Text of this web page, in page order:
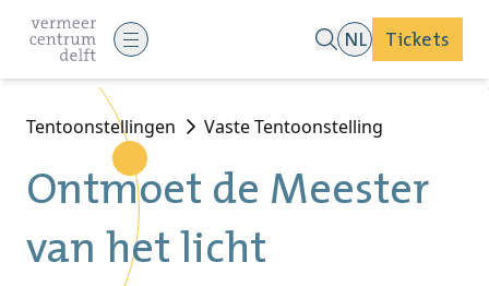
NL Tickets
Tentoonstellingen Vaste Tentoonstelling
Ontmoet de Meester
van het licht